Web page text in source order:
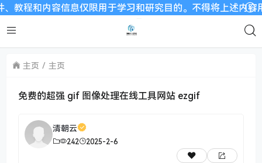
教程和内容信息仅限用于学习和研究目的。不得将上述内容
主页 主页
免费的超强 gif 图像处理在线工具网站 ezgif
清朝云
242 2025-2-6